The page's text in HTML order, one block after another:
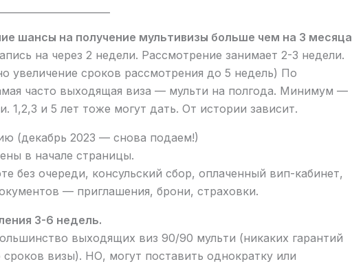
шансы на получение мультивизы больше чем на 3 месяца
на через 2 недели. Рассмотрение занимает 2-3 недели.
увеличение сроков рассмотрения до 5 недель) По
часто выходящая виза — мульти на полгода. Минимум —
1,2,3 и 5 лет тоже могут дать. От истории зависит.
(декабрь 2023 — снова подаем!)
в начале страницы.
без очереди, консульский сбор, оплаченный вип-кабинет,
— приглашения, брони, страховки.
3-6 недель.
выходящих виз 90/90 мульти (никаких гарантий
сроков визы). НО, могут поставить однократку или